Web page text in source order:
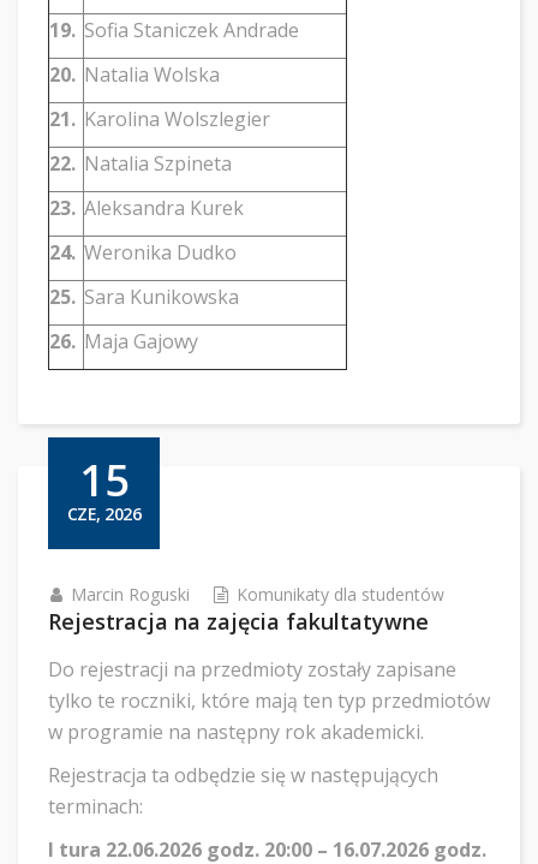
19. Sofia Staniczek Andrade
20. Natalia Wolska
21. Karolina Wolszlegier
22. Natalia Szpineta
23. Aleksandra Kurek
24. Weronika Dudko
25. Sara Kunikowska
26. Maja Gajowy
15
CZE, 2026
Marcin Roguski Komunikaty dla studentów
Rejestracja na zajęcia fakultatywne
Do rejestracji na przedmioty zostały zapisane
tylko te roczniki, które mają ten typ przedmiotów
w programie na następny rok akademicki.
Rejestracja ta odbędzie się w następujących
terminach:
I tura 22.06.2026 godz. 20:00 – 16.07.2026 godz.